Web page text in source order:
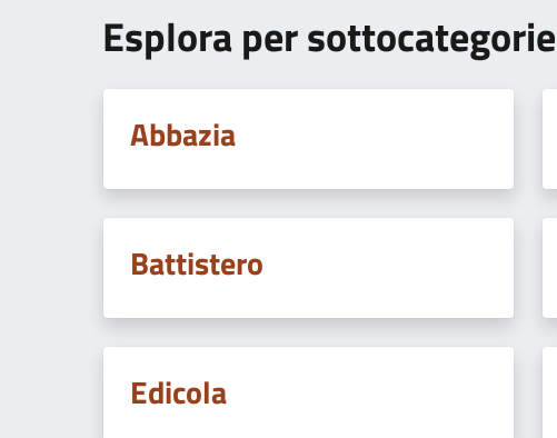
Esplora per sottocategorie
Abbazia
Battistero
Edicola